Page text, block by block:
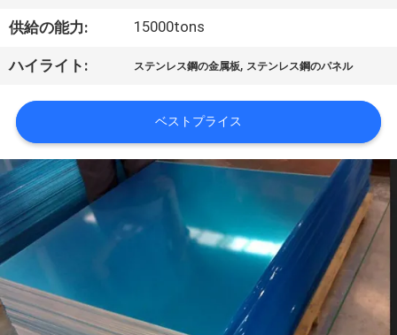
工
場
行
品
質
管
理
供給の能力: 15000tons
ハイライト: ステンレス鋼の金属板, ステンレス鋼のパネル
ベストプライス